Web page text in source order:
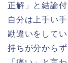
正解」と結論
自分は上手い
勘違いをして
持ちが分から